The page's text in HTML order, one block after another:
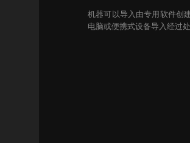
机器可以导入由专用软件创
电脑或便携式设备导入经过处